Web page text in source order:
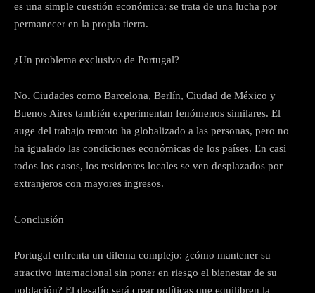
es una simple cuestión económica: se trata de una lucha por
permanecer en la propia tierra.
¿Un problema exclusivo de Portugal?
No. Ciudades como Barcelona, Berlín, Ciudad de México y
Buenos Aires también experimentan fenómenos similares. El
auge del trabajo remoto ha globalizado a las personas, pero no
ha igualado las condiciones económicas de los países. En casi
todos los casos, los residentes locales se ven desplazados por
extranjeros con mayores ingresos.
Conclusión
Portugal enfrenta un dilema complejo: ¿cómo mantener su
atractivo internacional sin poner en riesgo el bienestar de su
población? El desafío será crear políticas que equilibren la